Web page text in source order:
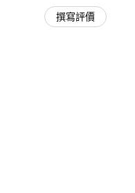
撰寫評價